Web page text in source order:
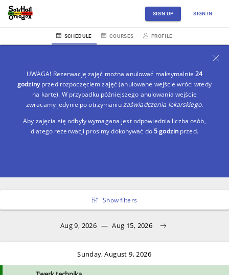
SIGN UP SIGN IN
SCHEDULE COURSES PROFILE
UWAGA! Rezerwację zajęć można anulować maksymalnie 24
godzinyprzed rozpoczęciem zajęć (anulowane wejście wróci wtedy
na kartę). W przypadku późniejszego anulowania wejście
zwracamy jedynie po otrzymaniuzaświadczenia lekarskiego.
Aby zajęcia się odbyły wymagana jest odpowiednia liczba osób,
dlatego rezerwacji prosimy dokonywać do5 godzin przed.
Show filters
Aug 9, 2026 — Aug 15, 2026
Sunday, August 9, 2026